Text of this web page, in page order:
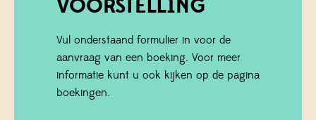
VOORSTELLING
Vul onderstaand formulier in voor de
aanvraag van een boeking. Voor meer
informatie kunt u ook kijken op de pagina
boekingen.